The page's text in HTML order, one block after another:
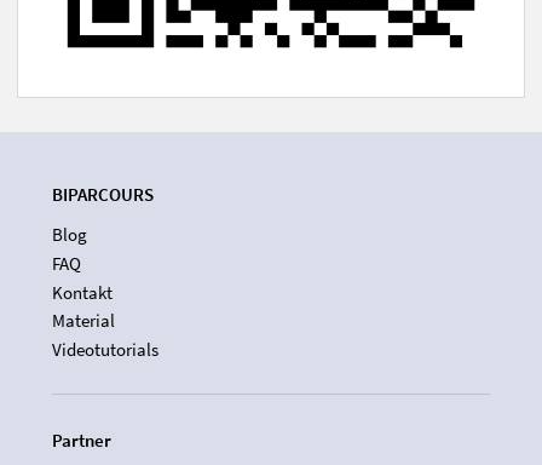
BIPARCOURS
Blog
FAQ
Kontakt
Material
Videotutorials
Partner